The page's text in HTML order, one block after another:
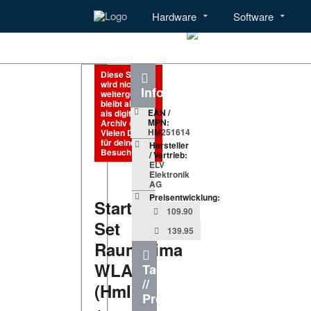
Hardware Software
Menü Hardware
Diese Seite
wird nicht
weitergeführt,
bleibt aber
als digitales
Archiv online.
Vielen Dank
für deinen
Besuch!
Starter-
Set
Raumklima
WLAN
(HmIP)
Informationen
EAN /
MPN:
HM251614
Hersteller
/ Vertrieb:
ELV
Elektronik
AG
Preisentwicklung:
109.90
139.95
Tags
//
Produkte